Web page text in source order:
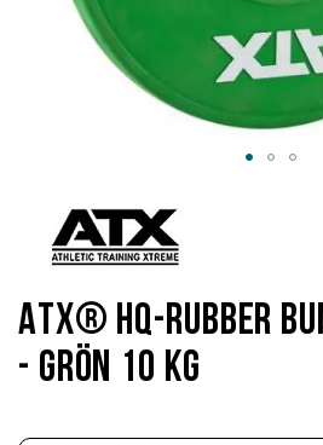
ATX® HQ-Rubber
- Grön 10 kg
början
bildgalleriet